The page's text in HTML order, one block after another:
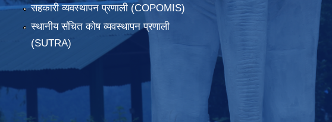
सहकारी व्यवस्थापन प्रणाली (COPOMIS)
स्थानीय संचित कोष व्यवस्थापन प्रणाली
(SUTRA)